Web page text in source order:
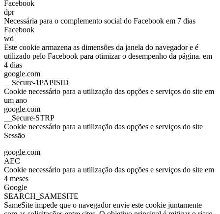
Facebook
dpr
Necessária para o complemento social do Facebook em 7 dias
Facebook
wd
Este cookie armazena as dimensões da janela do navegador e é
utilizado pelo Facebook para otimizar o desempenho da página. em
4 dias
google.com
__Secure-1PAPISID
Cookie necessário para a utilização das opções e serviços do site em
um ano
google.com
__Secure-STRP
Cookie necessário para a utilização das opções e serviços do site
Sessão
google.com
AEC
Cookie necessário para a utilização das opções e serviços do site em
4 meses
Google
SEARCH_SAMESITE
SameSite impede que o navegador envie este cookie juntamente